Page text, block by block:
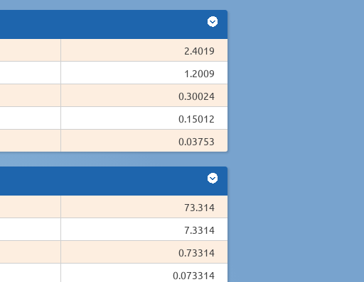
2.4019
1.2009
0.30024
0.15012
0.03753
73.314
7.3314
0.73314
0.073314